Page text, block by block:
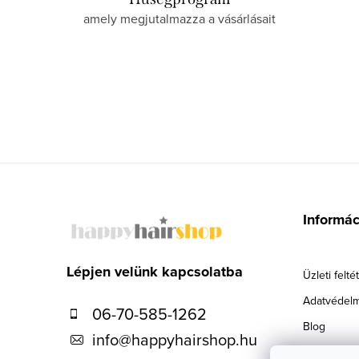
amely megjutalmazza a vásárlásait
Lépjen velünk kapcsolatba
06-70-585-1262
info@happyhairshop.hu
Üzleti
Blog